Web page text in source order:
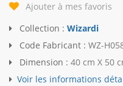
Ajouter à mes favoris
Collection : Wizardi
Code Fabricant : WZ-
Dimension : 40 cm X 50
Voir les informations